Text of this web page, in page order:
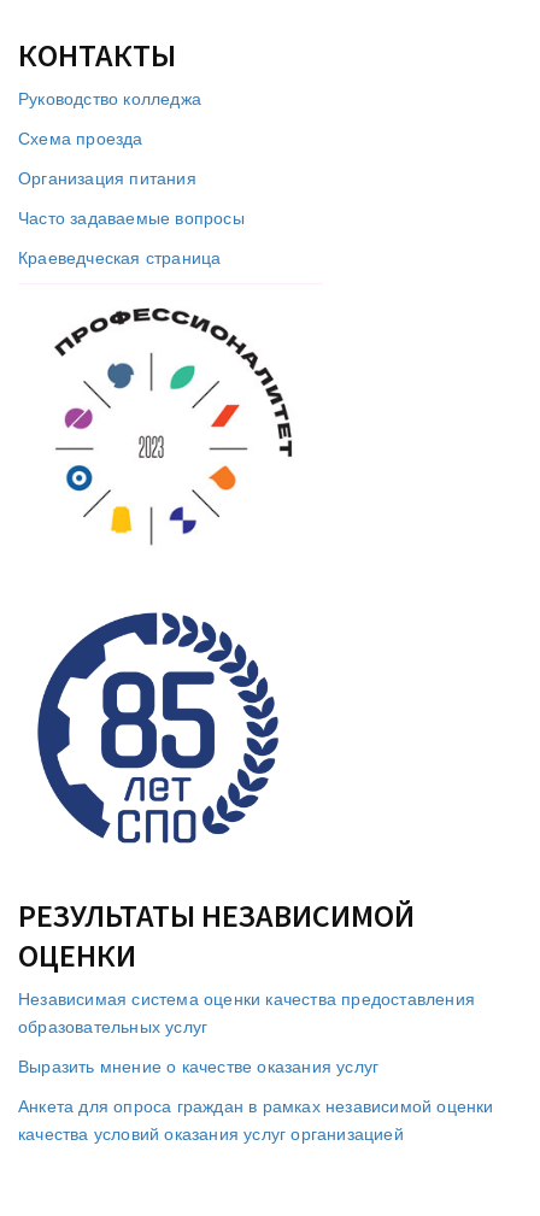
КОНТАКТЫ
Руководство колледжа
Схема проезда
Организация питания
Часто задаваемые вопросы
Краеведческая страница
РЕЗУЛЬТАТЫ НЕЗАВИСИМОЙ
ОЦЕНКИ
Независимая система оценки качества предоставления
образовательных услуг
Выразить мнение о качестве оказания услуг
Анкета для опроса граждан в рамках независимой оценки
качества условий оказания услуг организацией